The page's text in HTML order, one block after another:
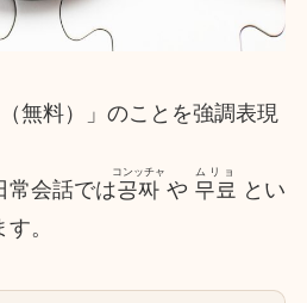
無料）」のことを強調表現
常会話では공짜
コンッチャ
や 무료
ムリョ
とい
。